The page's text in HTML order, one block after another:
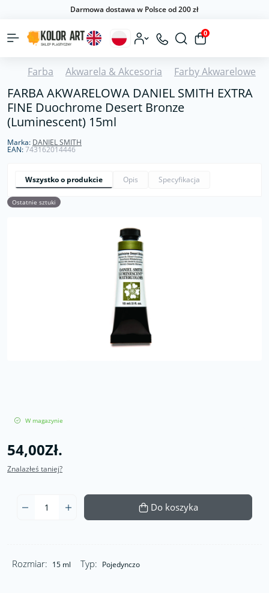
Darmowa dostawa w Polsce od 200 zł
0
Farba Akwarela & Akcesoria Farby Akwarelowe
FARBA AKWARELOWA DANIEL SMITH EXTRA
FINE Duochrome Desert Bronze
(Luminescent) 15ml
Marka: DANIEL SMITH
EAN:743162014446
Wszystko o produkcie Opis Specyfikacja
Ostatnie sztuki
W magazynie
54,00Zł.
Znalazłeś taniej?
Do koszyka
Rozmiar: 15 ml Typ: Pojedynczo